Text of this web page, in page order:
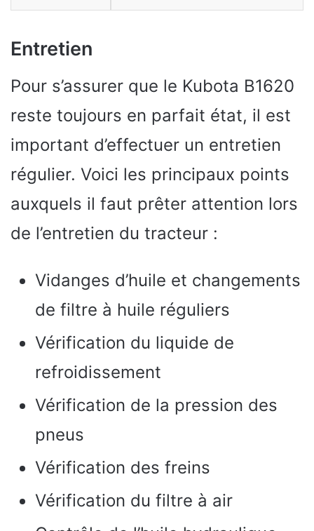
Entretien
Pour s’assurer que le Kubota B1620
reste toujours en parfait état, il est
important d’effectuer un entretien
régulier. Voici les principaux points
auxquels il faut prêter attention lors
de l’entretien du tracteur :
Vidanges d’huile et changements
de filtre à huile réguliers
Vérification du liquide de
refroidissement
Vérification de la pression des
pneus
Vérification des freins
Vérification du filtre à air